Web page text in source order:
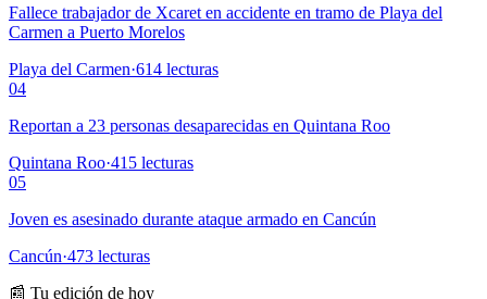
Fallece trabajador de Xcaret en accidente en tramo de Playa del
Carmen a Puerto Morelos
Playa del Carmen·614 lecturas
04
Reportan a 23 personas desaparecidas en Quintana Roo
Quintana Roo·415 lecturas
05
Joven es asesinado durante ataque armado en Cancún
Cancún·473 lecturas
📰 Tu edición de hoy